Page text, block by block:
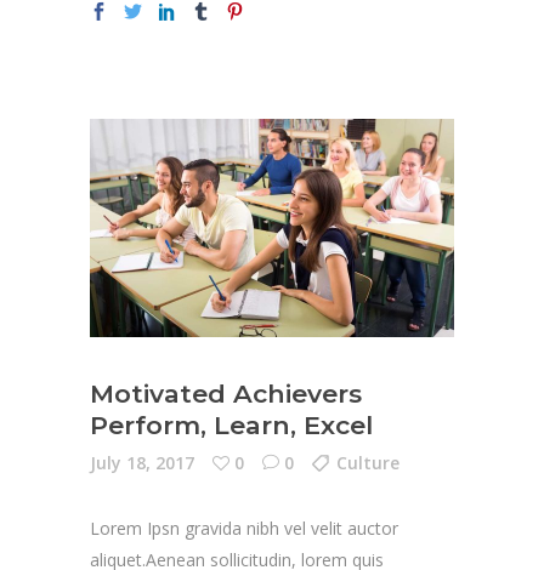
Motivated Achievers
Perform, Learn, Excel
July 18, 2017 0 0 Culture
Lorem Ipsn gravida nibh vel velit auctor
aliquet.Aenean sollicitudin, lorem quis